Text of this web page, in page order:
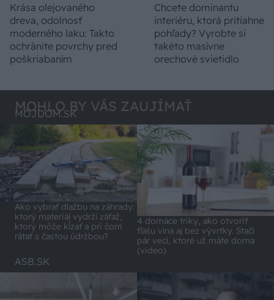
Krása olejovaného
dreva, odolnosť
moderného laku: Takto
ochránite povrchy pred
poškriabaním
Chcete dominantu
interiéru, ktorá pritiahne
pohľady? Vyrobte si
takéto masívne
orechové svietidlo
MOHLO BY VÁS ZAUJÍMAŤ
MÔJDOM.SK
Ako vybrať dlažbu na záhrady:
ktorý materiál vydrží záťaž,
ktorý môže kĺzať a pri čom
rátať s častou údržbou?
4 domáce triky, ako otvoriť
fľašu vína aj bez vývrtky. Stačí
pár vecí, ktoré už máte doma
(video)
ASB.SK